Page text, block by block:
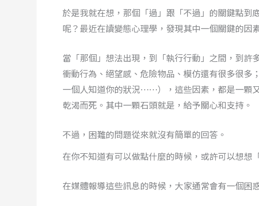
於是我就在想，那個「過」跟「不過」的關鍵點到
呢？最近在讀變態心理學，發現其中一個關鍵的因
當「那個」想法出現，到「執行行動」之間，到
衝動行為、絕望感、危險物品、模仿還有很多很多
一個人知道你的狀況⋯⋯），這些因素，都是一顆
乾渴而死。其中一顆石頭就是，給予關心和支持。
不過，困難的問題從來就沒有簡單的回答。
在你不知道有可以做點什麼的時候，或許可以想想
在媒體報導這些訊息的時候，大家通常會有一個困